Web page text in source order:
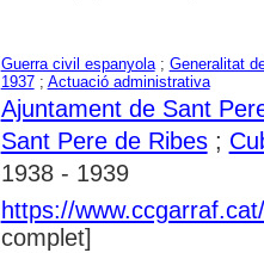
Guerra civil espanyola; Generalitat
1937; Actuació administrativa
Ajuntament de Sant
Sant Pere de Ribes;
1938 - 1939
https://
complet]